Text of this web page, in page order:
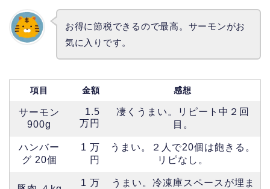
お得に節税できるので最高。サーモンがお
気に入りです。
項目 金額 感想
サーモン
900g
1.5
万円
凄くうまい。リピート中２回
目。
ハンバー
グ 20個
1 万
円
うまい。２人で20個は飽きる。
リピなし。
1 万
うまい。冷凍庫スペースが埋ま